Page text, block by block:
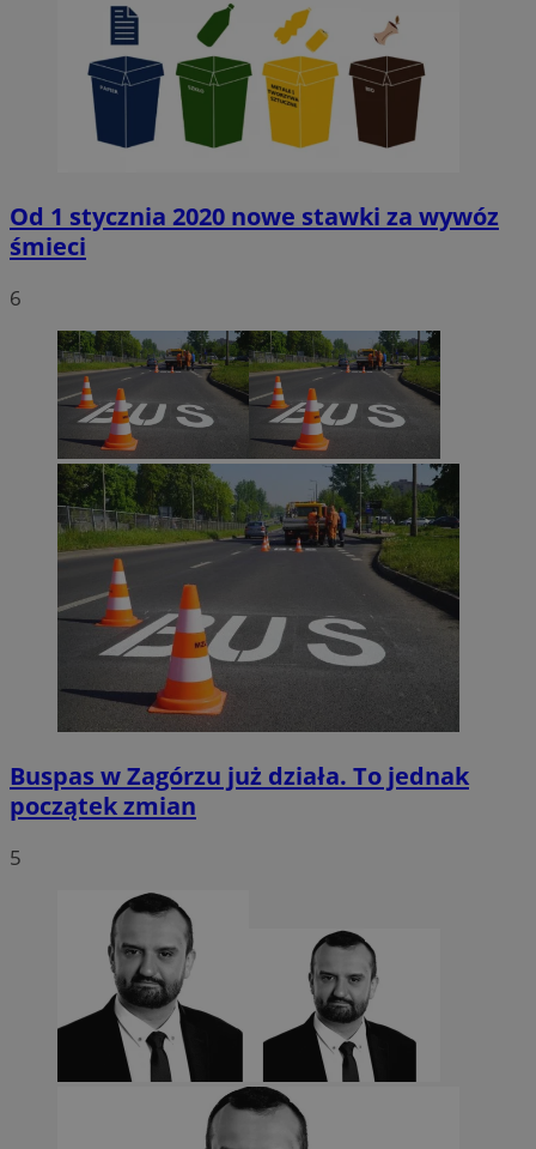
Od 1 stycznia 2020 nowe stawki za wywóz
śmieci
6
Buspas w Zagórzu już działa. To jednak
początek zmian
5